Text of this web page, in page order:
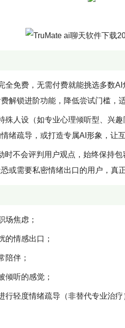
全免费，无需付费就能挑选多数
解锁进阶功能，降低尝试门槛，
殊人设（如专业心理倾听型、兴
绪疏导，或打造专属AI形象，让
时不会评判用户观点，始终保持
或需要私密情绪出口的用户，真
场焦虑；
的情感出口；
陪伴；
倾听的感觉；
轻度情绪疏导（非替代专业治疗